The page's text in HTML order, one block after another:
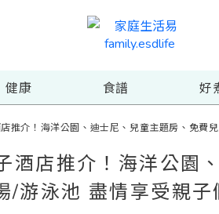
健康 食譜 好
推介！海洋公園、迪士尼、兒童主題房、免費
酒店推介！海洋公園
/游泳池 盡情享受親子